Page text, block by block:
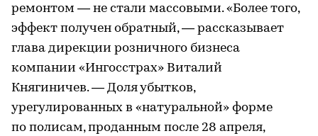
ремонтом — не стали массовыми. «Более того,
эффект получен обратный, — рассказывает
глава дирекции розничного бизнеса
компании «Ингосстрах» Виталий
Княгиничев. — Доля убытков,
урегулированных в «натуральной» форме
по полисам, проданным после 28 апреля,